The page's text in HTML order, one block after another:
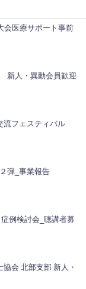
会医療サポート事前
新人・異動会員歓迎
流フェスティバル
弾_事業報告
例検討会_聴講者募
協会 北部支部 新人・